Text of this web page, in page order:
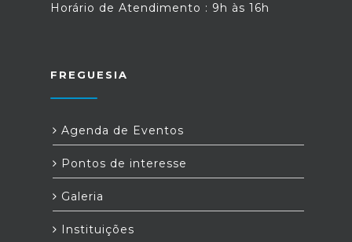
Horário de Atendimento : 9h às 16h
FREGUESIA
Agenda de Eventos
Pontos de interesse
Galeria
Instituições